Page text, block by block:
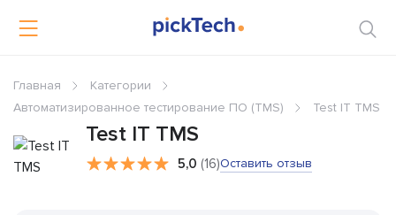
Главная
Категории
Автоматизированное тестирование ПО (TMS)
Test IT TMS
Test IT TMS
5,0 (16)Оставить отзыв